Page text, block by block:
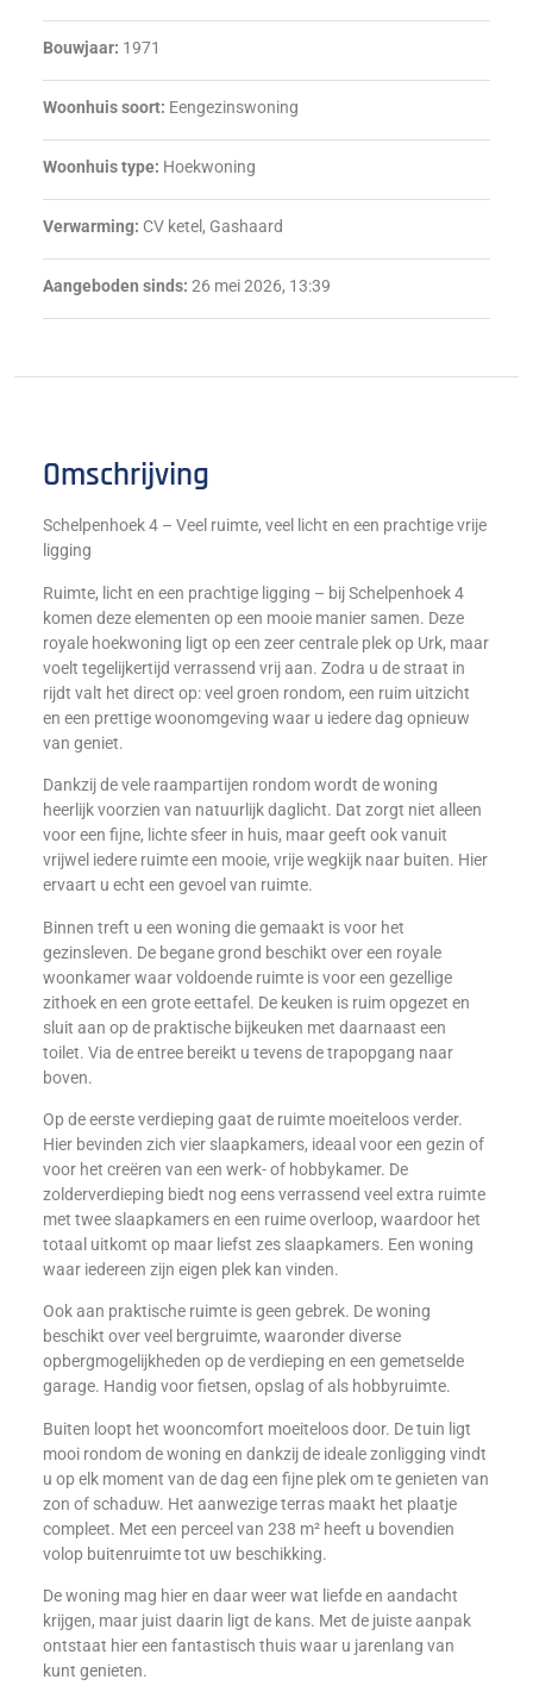
Bouwjaar: 1971
Woonhuis soort: Eengezinswoning
Woonhuis type: Hoekwoning
Verwarming: CV ketel, Gashaard
Aangeboden sinds: 26 mei 2026, 13:39
Omschrijving
Schelpenhoek 4 – Veel ruimte, veel licht en een prachtige vrije
ligging
Ruimte, licht en een prachtige ligging – bij Schelpenhoek 4
komen deze elementen op een mooie manier samen. Deze
royale hoekwoning ligt op een zeer centrale plek op Urk, maar
voelt tegelijkertijd verrassend vrij aan. Zodra u de straat in
rijdt valt het direct op: veel groen rondom, een ruim uitzicht
en een prettige woonomgeving waar u iedere dag opnieuw
van geniet.
Dankzij de vele raampartijen rondom wordt de woning
heerlijk voorzien van natuurlijk daglicht. Dat zorgt niet alleen
voor een fijne, lichte sfeer in huis, maar geeft ook vanuit
vrijwel iedere ruimte een mooie, vrije wegkijk naar buiten. Hier
ervaart u echt een gevoel van ruimte.
Binnen treft u een woning die gemaakt is voor het
gezinsleven. De begane grond beschikt over een royale
woonkamer waar voldoende ruimte is voor een gezellige
zithoek en een grote eettafel. De keuken is ruim opgezet en
sluit aan op de praktische bijkeuken met daarnaast een
toilet. Via de entree bereikt u tevens de trapopgang naar
boven.
Op de eerste verdieping gaat de ruimte moeiteloos verder.
Hier bevinden zich vier slaapkamers, ideaal voor een gezin of
voor het creëren van een werk- of hobbykamer. De
zolderverdieping biedt nog eens verrassend veel extra ruimte
met twee slaapkamers en een ruime overloop, waardoor het
totaal uitkomt op maar liefst zes slaapkamers. Een woning
waar iedereen zijn eigen plek kan vinden.
Ook aan praktische ruimte is geen gebrek. De woning
beschikt over veel bergruimte, waaronder diverse
opbergmogelijkheden op de verdieping en een gemetselde
garage. Handig voor fietsen, opslag of als hobbyruimte.
Buiten loopt het wooncomfort moeiteloos door. De tuin ligt
mooi rondom de woning en dankzij de ideale zonligging vindt
u op elk moment van de dag een fijne plek om te genieten van
zon of schaduw. Het aanwezige terras maakt het plaatje
compleet. Met een perceel van 238 m² heeft u bovendien
volop buitenruimte tot uw beschikking.
De woning mag hier en daar weer wat liefde en aandacht
krijgen, maar juist daarin ligt de kans. Met de juiste aanpak
ontstaat hier een fantastisch thuis waar u jarenlang van
kunt genieten.